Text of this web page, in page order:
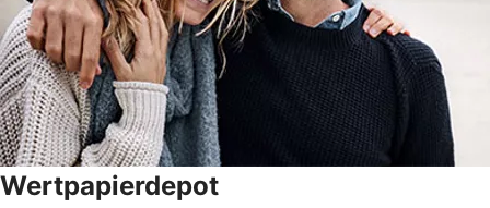
Wertpapierdepot